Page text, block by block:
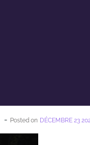
- Posted on DÉCEMBRE 23